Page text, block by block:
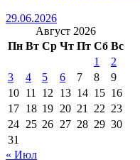
29.06.2026
Август 2026
Пн Вт Ср Чт Пт Сб Вс
1
2
3
4 5 6 7 8
9
10 11 12 13 14 15 16
17 18 19 20 21 22 23
24 25 26 27 28 29 30
31
« Июл